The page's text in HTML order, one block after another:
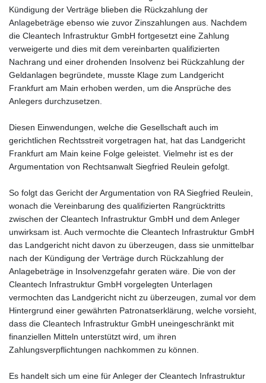
Kündigung der Verträge blieben die Rückzahlung der
Anlagebeträge ebenso wie zuvor Zinszahlungen aus. Nachdem
die Cleantech Infrastruktur GmbH fortgesetzt eine Zahlung
verweigerte und dies mit dem vereinbarten qualifizierten
Nachrang und einer drohenden Insolvenz bei Rückzahlung der
Geldanlagen begründete, musste Klage zum Landgericht
Frankfurt am Main erhoben werden, um die Ansprüche des
Anlegers durchzusetzen.
Diesen Einwendungen, welche die Gesellschaft auch im
gerichtlichen Rechtsstreit vorgetragen hat, hat das Landgericht
Frankfurt am Main keine Folge geleistet. Vielmehr ist es der
Argumentation von Rechtsanwalt Siegfried Reulein gefolgt.
So folgt das Gericht der Argumentation von RA Siegfried Reulein,
wonach die Vereinbarung des qualifizierten Rangrücktritts
zwischen der Cleantech Infrastruktur GmbH und dem Anleger
unwirksam ist. Auch vermochte die Cleantech Infrastruktur GmbH
das Landgericht nicht davon zu überzeugen, dass sie unmittelbar
nach der Kündigung der Verträge durch Rückzahlung der
Anlagebeträge in Insolvenzgefahr geraten wäre. Die von der
Cleantech Infrastruktur GmbH vorgelegten Unterlagen
vermochten das Landgericht nicht zu überzeugen, zumal vor dem
Hintergrund einer gewährten Patronatserklärung, welche vorsieht,
dass die Cleantech Infrastruktur GmbH uneingeschränkt mit
finanziellen Mitteln unterstützt wird, um ihren
Zahlungsverpflichtungen nachkommen zu können.
Es handelt sich um eine für Anleger der Cleantech Infrastruktur